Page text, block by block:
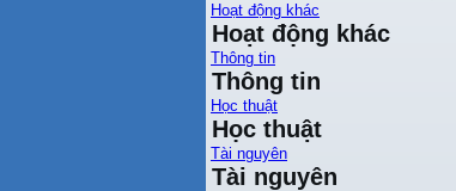
Hoạt động khác
Hoạt động khác
Thông tin
Thông tin
Học thuật
Học thuật
Tài nguyên
Tài nguyên